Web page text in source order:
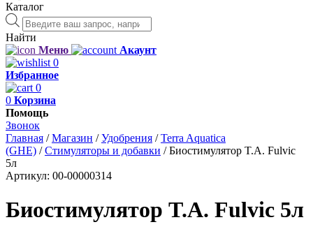
Каталог
Поиск
товаров
Найти
Меню
Акаунт
0
Избранное
0
0 Корзина
Помощь
Звонок
Главная /Магазин /Удобрения /Terra Aquatica
(GHE) /Стимуляторы и добавки /Биостимулятор T.A. Fulvic
5л
Артикул: 00-00000314
Биостимулятор T.A. Fulvic 5л